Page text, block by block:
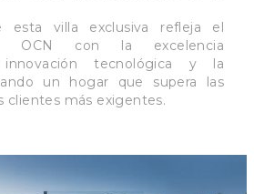
esta villa exclusiva refleja el
OCN con la excelencia
tecnológica y la
un hogar que supera las
clientes más exigentes.